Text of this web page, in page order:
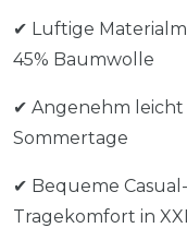
✔ Luftige
45% Baumwolle
✔ Angenehm
Sommertage
✔ Bequeme
Tragekomfort in